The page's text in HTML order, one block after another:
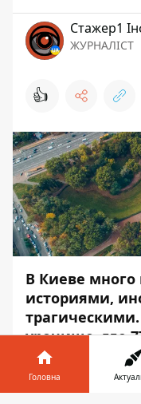
Стажер1
ЖУРНАЛІСТ
👍
В Киеве
историями,
урочище, где
Второй
были убиты от
человек. Это,
Головна